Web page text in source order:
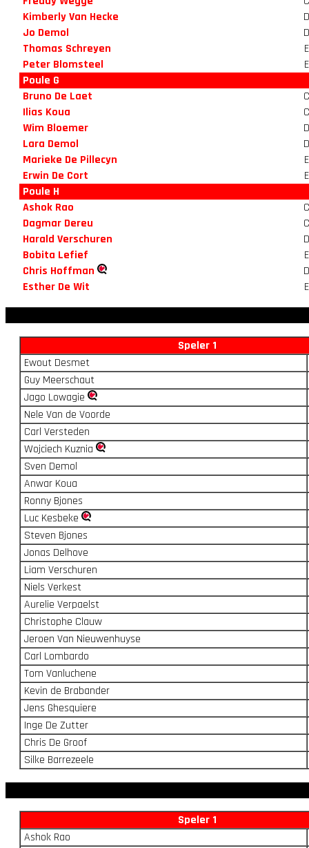
Kimberly Van Hecke
Jo Demol
Thomas Schreyen
Peter Blomsteel
Poule G
Bruno De Laet
Ilias Koua
Wim Bloemer
Lara Demol
Marieke De Pillecyn
Erwin De Cort
Poule H
Ashok Rao
Dagmar Dereu
Harald Verschuren
Bobita Lefief
Chris Hoffman
Esther De Wit
Speler 1
Ewout Desmet
Guy Meerschaut
Jago Lowagie
Nele Van de Voorde
Carl Versteden
Wojciech Kuznia
Sven Demol
Anwar Koua
Ronny Bjones
Luc Kesbeke
Steven Bjones
Jonas Delhove
Liam Verschuren
Niels Verkest
Aurelie Verpaelst
Christophe Clauw
Jeroen Van Nieuwenhuyse
Carl Lombardo
Tom Vanluchene
Kevin de Brabander
Jens Ghesquiere
Inge De Zutter
Chris De Groof
Silke Barrezeele
Speler 1
Ashok Rao